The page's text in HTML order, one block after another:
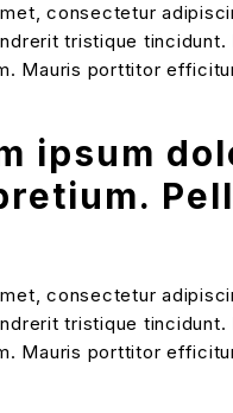
consectetur
tristique
Mauris porttitor
ipsum
consectetur
tristique
Mauris porttitor